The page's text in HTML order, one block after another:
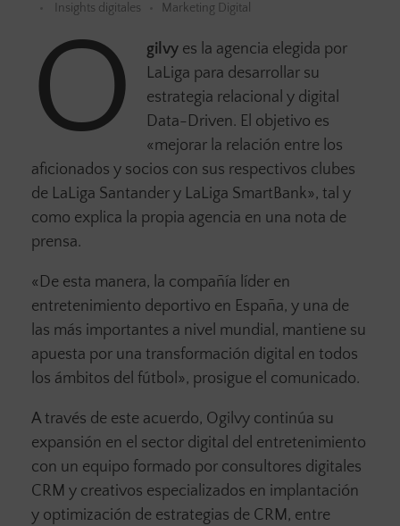
Insights digitales
Marketing Digital
O gilvy es la agencia elegida por
LaLiga para desarrollar su
estrategia relacional y digital
Data-Driven. El objetivo es
«mejorar la relación entre los
aficionados y socios con sus respectivos clubes
de LaLiga Santander y LaLiga SmartBank», tal y
como explica la propia agencia en una nota de
prensa.
«De esta manera, la compañía líder en
entretenimiento deportivo en España, y una de
las más importantes a nivel mundial, mantiene su
apuesta por una transformación digital en todos
los ámbitos del fútbol», prosigue el comunicado.
A través de este acuerdo, Ogilvy continúa su
expansión en el sector digital del entretenimiento
con un equipo formado por consultores digitales
CRM y creativos especializados en implantación
y optimización de estrategias de CRM, entre